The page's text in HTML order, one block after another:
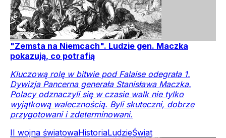
"Zemsta na Niemcach". Ludzie gen. Maczka
pokazują, co potrafią
Kluczową rolę w bitwie pod Falaise odegrała 1.
Dywizja Pancerna generała Stanisława Maczka.
Polacy odznaczyli się w czasie walk nie tylko
wyjątkową walecznością. Byli skuteczni, dobrze
przygotowani i zdeterminowani.
II wojna światowaHistoriaLudzieŚwiat